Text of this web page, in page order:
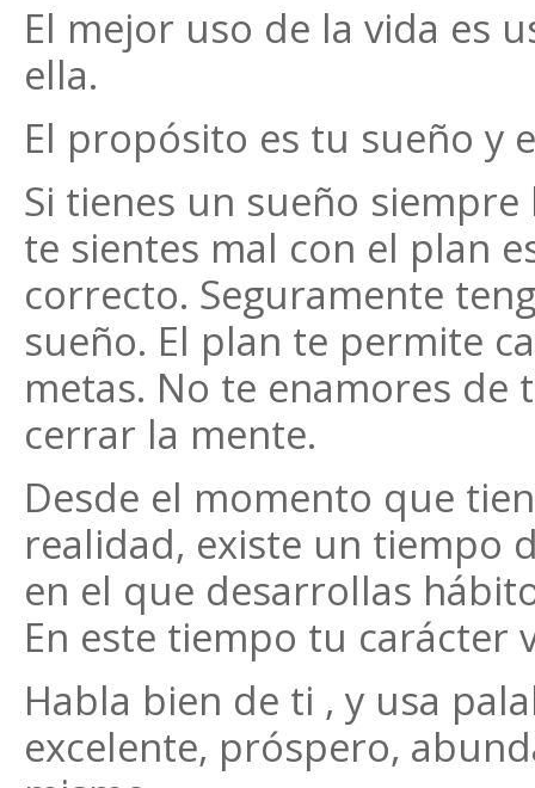
El mejor uso de la vida es
ella.
El propósito es tu sueño y
Si tienes un sueño
te sientes mal con el plan
correcto. Seguramente
sueño. El plan te permite
metas. No te enamores de
cerrar la mente.
Desde el momento que
realidad, existe un tiempo
en el que desarrollas
En este tiempo tu carácter
Habla bien de ti , y usa
excelente, próspero,